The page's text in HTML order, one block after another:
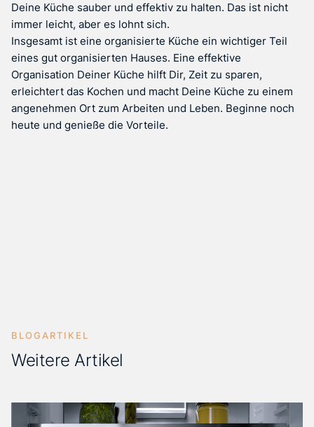
Deine Küche sauber und effektiv zu halten. Das ist nicht
immer leicht, aber es lohnt sich.
Insgesamt ist eine organisierte Küche ein wichtiger Teil
eines gut organisierten Hauses. Eine effektive
Organisation Deiner Küche hilft Dir, Zeit zu sparen,
erleichtert das Kochen und macht Deine Küche zu einem
angenehmen Ort zum Arbeiten und Leben. Beginne noch
heute und genieße die Vorteile.
BLOGARTIKEL
Weitere Artikel